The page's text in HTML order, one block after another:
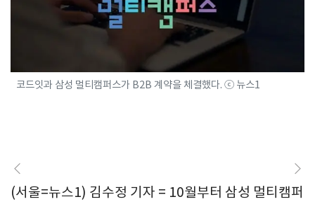
코드잇과 삼성 멀티캠퍼스가 B2B 계약을 체결했다. ⓒ 뉴스1
(서울=뉴스1) 김수정 기자 = 10월부터 삼성 멀티캠퍼